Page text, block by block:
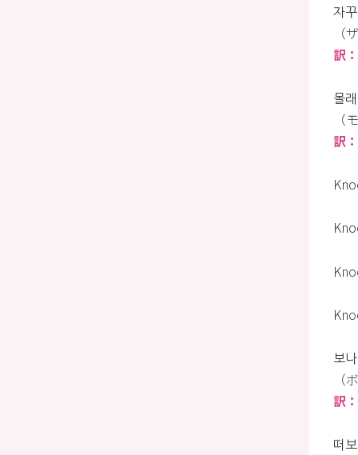
자
（
訳
몰
（
訳
보
（
訳
떠